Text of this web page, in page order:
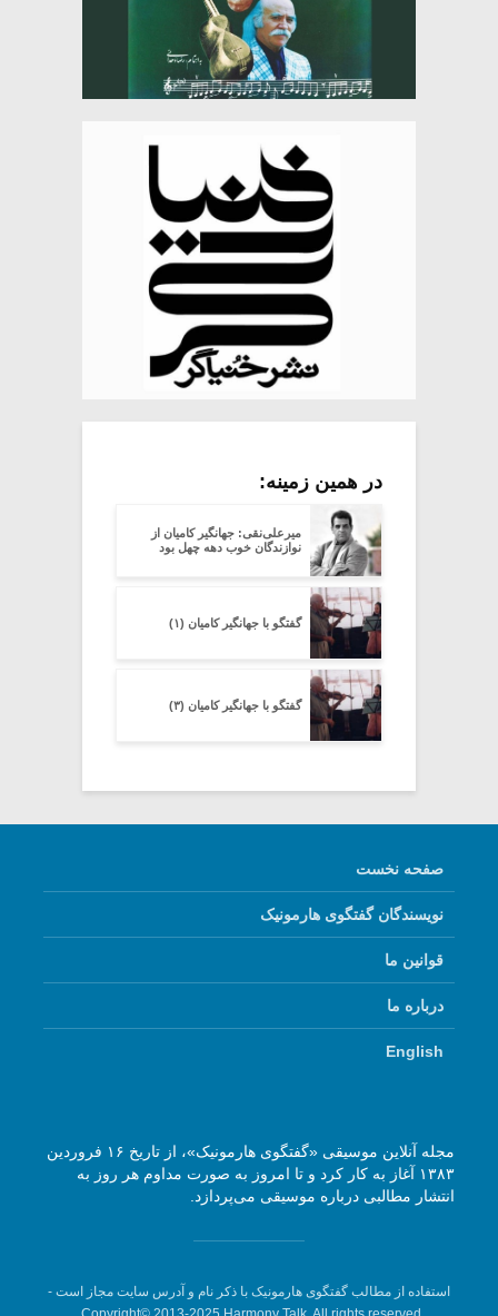
در همین زمینه:
میرعلی‌نقی: جهانگیر کامیان از
نوازندگان خوب دهه چهل بود
گفتگو با جهانگیر کامیان (۱)
گفتگو با جهانگیر کامیان (۳)
صفحه نخست
نویسندگان گفتگوی هارمونیک
قوانین ما
درباره ما
English
مجله آنلاین موسیقی «گفتگوی هارمونیک»، از تاریخ ۱۶ فروردین
۱۳۸۳ آغاز به کار کرد و تا امروز به صورت مداوم هر روز به
انتشار مطالبی درباره موسیقی می‌پردازد.
استفاده از مطالب گفتگوی هارمونیک با ذکر نام و آدرس سایت مجاز است -